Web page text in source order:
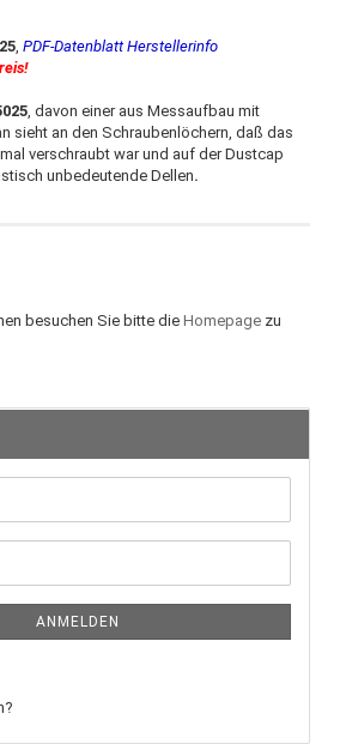
PDF-Datenblatt Herstellerinfo
, davon einer aus Messaufbau mit
sieht an den Schraubenlöchern, daß das
verschraubt war und auf der Dustcap
unbedeutende Dellen.
besuchen Sie bitte die Homepage zu
ANMELDEN